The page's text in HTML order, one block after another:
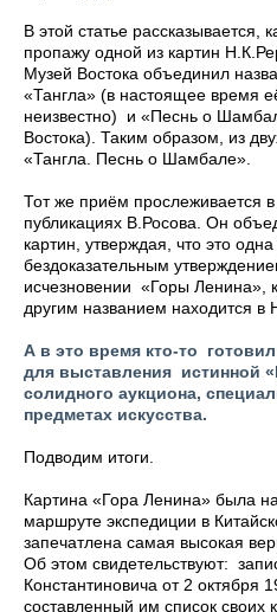
В этой статье рассказывается,
пропажу одной из картин
Музей Востока объединил
«Тангла» (в настоящее время
неизвестно) и «Песнь о
Востока). Таким образом, из
«Тангла. Песнь о Шамбале».
Тот же приём прослеживается
публикациях В.Росова. Он
картин, утверждая, что это
бездоказательным
исчезновении «Горы Ленина»,
другим названием находится в
А в это время кто-то
для выставления истинной
солидного аукциона,
предметах искусства.
Подводим итоги.
Картина «Гора Ленина» была
маршруте экспедиции в
запечатлена самая высокая
Об этом свидетельствуют:
Константиновича от 2 октября
составленный им список своих